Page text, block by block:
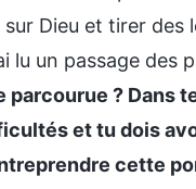
Dieu et tirer des
lu un passage des
? Dans
et tu dois
cette